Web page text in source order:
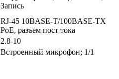
Запись
RJ-45 10BASE-T/100BASE-TX
PoE, разъем пост тока
2.8-10
Встроенный микрофон; 1/1